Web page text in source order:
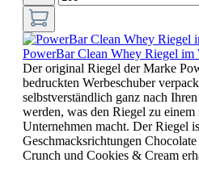
PowerBar Clean Whey Riegel im
Der original Riegel der Marke
bedruckten Werbeschuber
selbstverständlich ganz nach
werden, was den Riegel zu
Unternehmen macht. Der Riegel
Geschmacksrichtungen
Crunch und Cookies & Cream